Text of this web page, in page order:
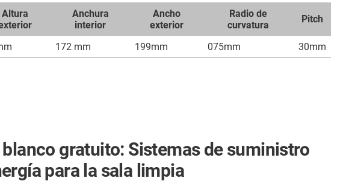
Altura
Anchura
interior
Ancho
exterior
Radio de
curvatura
Pitch
172 mm 199mm 075mm
30mm
gratuito: Sistemas de suministro
para la sala limpia